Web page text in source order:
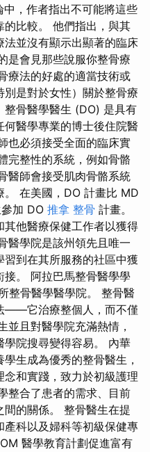
中，作者指出不可能將這些
比較。 他們指出，與其
並沒有顯示出顯著的臨床
是會見那些說服你整骨療
療法的好處的適當技術或
是對於女性）關於整骨療
整骨醫學醫生 (DO) 是具有
醫學專業的博士後住院醫
也必須接受全面的臨床實
完整性的系統，例如骨骼
醫師會接受肌肉骨骼系統
。 在美國，DO 計畫比 MD
加 DO 推拿 整骨 計畫。
他醫療保健工作者以獲得
醫學院是該州領先且唯一
到在其所服務的社區中獲
。 阿拉巴馬整骨醫學學
整骨醫學醫學院。 整骨醫
——它治療整個人，而不僅
並且對醫學院充滿熱情，
學院搜尋變得容易。 內華
生成為優秀的整骨醫生，
和實踐，致力於初級護理
整合了患者的需求、目前
的關係。 整骨醫生在提
科以及婦科等初級保健專
醫學教育計劃促進富有